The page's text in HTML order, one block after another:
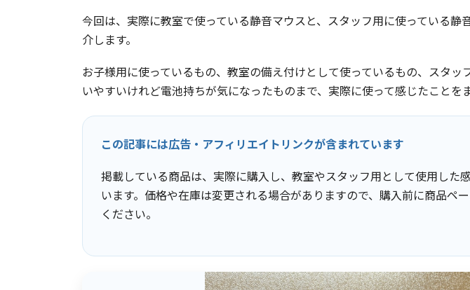
今回は、実際に教室で使っている静音マウスと、スタッフ用に使っている静
介します。
お子様用に使っているもの、教室の備え付けとして使っているもの、スタッ
いやすいけれど電池持ちが気になったものまで、実際に使って感じたことを
この記事には広告・アフィリエイトリンクが含まれています
掲載している商品は、実際に購入し、教室やスタッフ用として使用した
います。価格や在庫は変更される場合がありますので、購入前に商品ペ
ください。